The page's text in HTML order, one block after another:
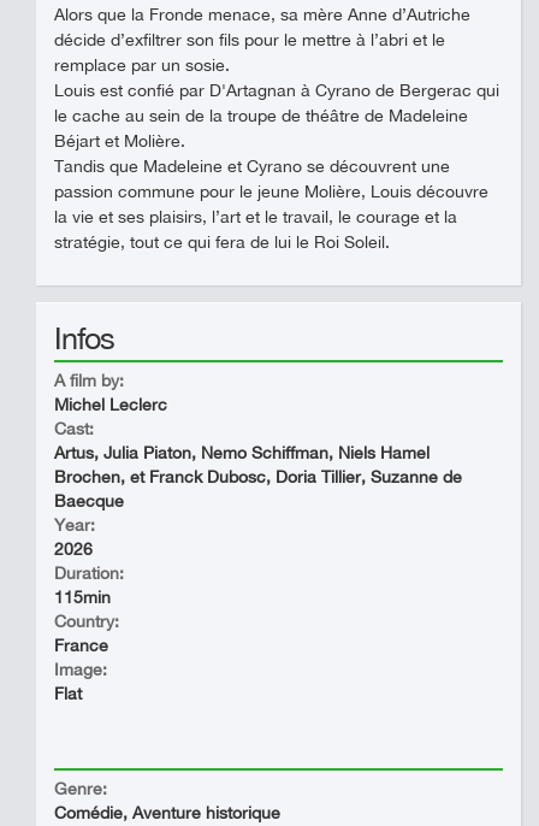
Alors que la Fronde menace, sa mère Anne d’Autriche
décide d’exfiltrer son fils pour le mettre à l’abri et le
remplace par un sosie.
Louis est confié par D'Artagnan à Cyrano de Bergerac qui
le cache au sein de la troupe de théâtre de Madeleine
Béjart et Molière.
Tandis que Madeleine et Cyrano se découvrent une
passion commune pour le jeune Molière, Louis découvre
la vie et ses plaisirs, l’art et le travail, le courage et la
stratégie, tout ce qui fera de lui le Roi Soleil.
Infos
A film by:
Michel Leclerc
Cast:
Artus, Julia Piaton, Nemo Schiffman, Niels Hamel
Brochen, et Franck Dubosc, Doria Tillier, Suzanne de
Baecque
Year:
2026
Duration:
115min
Country:
France
Image:
Flat
Genre:
Comédie, Aventure historique